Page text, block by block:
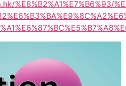
%E8%B2%A1%E7%B6%93/